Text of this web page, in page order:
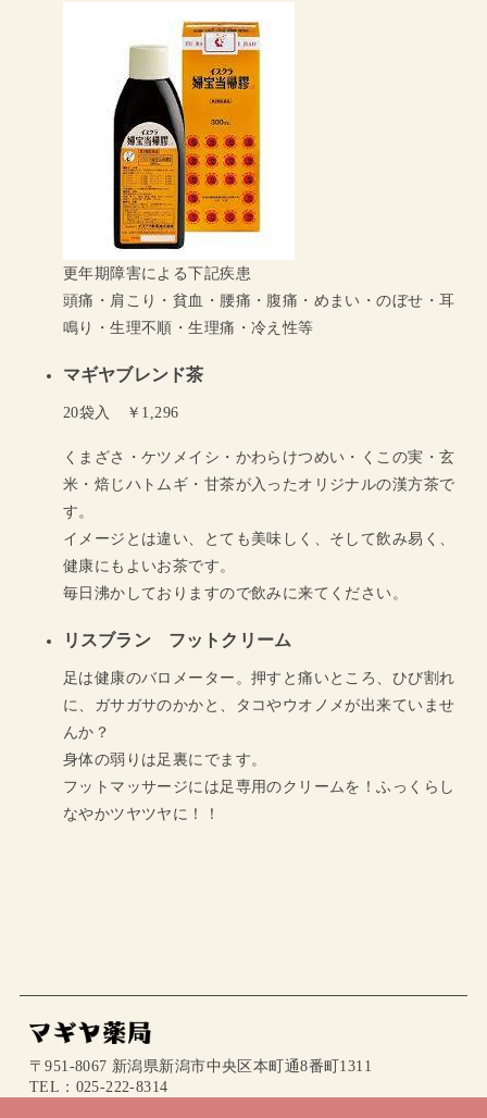
更年期障害による下記疾患
頭痛・肩こり・貧血・腰痛・腹痛・めまい・のぼせ・耳
鳴り・生理不順・生理痛・冷え性等
マギヤブレンド茶
20袋入 ￥1,296
くまざさ・ケツメイシ・かわらけつめい・くこの実・玄
米・焙じハトムギ・甘茶が入ったオリジナルの漢方茶で
す。
イメージとは違い、とても美味しく、そして飲み易く、
健康にもよいお茶です。
毎日沸かしておりますので飲みに来てください。
リスブラン フットクリーム
足は健康のバロメーター。押すと痛いところ、ひび割れ
に、ガサガサのかかと、タコやウオノメが出来ていませ
んか？
身体の弱りは足裏にでます。
フットマッサージには足専用のクリームを！ふっくらし
なやかツヤツヤに！！
〒951-8067 新潟県新潟市中央区本町通8番町1311
TEL：025-222-8314